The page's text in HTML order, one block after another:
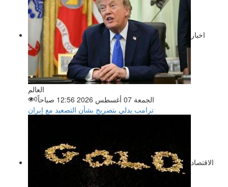
اخبار
العالم
الجمعة 07 أغسطس 2026 12:56 صباحاً
0
ترامب يدلي بتصريح بشأن التصعيد مع إيران
الاقتصاد